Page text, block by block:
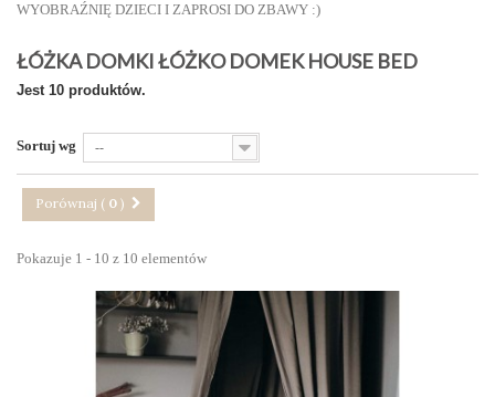
WYOBRAŹNIĘ DZIECI I ZAPROSI DO ZBAWY :)
ŁÓŻKA DOMKI ŁÓŻKO DOMEK HOUSE BED
Jest 10 produktów.
Sortuj wg --
Porównaj ( 0 )
Pokazuje 1 - 10 z 10 elementów